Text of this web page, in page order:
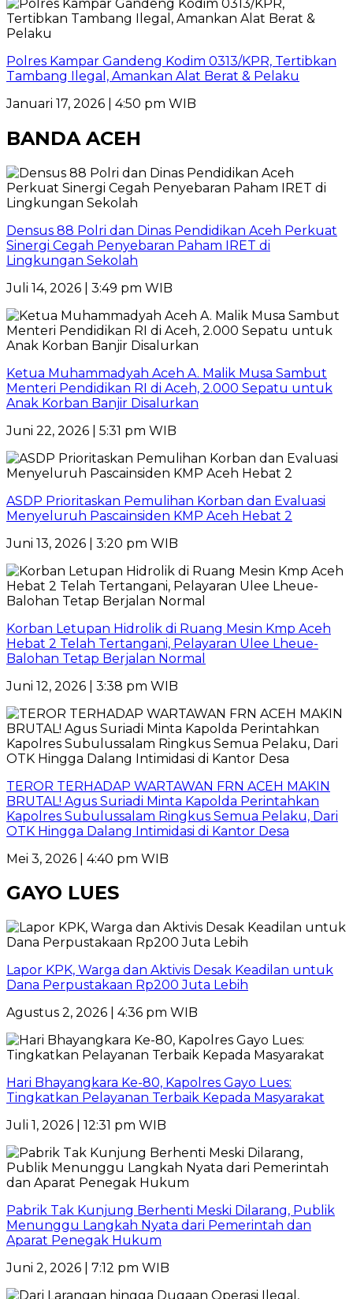
Polres Kampar Gandeng Kodim 0313/KPR, Tertibkan
Tambang Ilegal, Amankan Alat Berat & Pelaku
Januari 17, 2026 | 4:50 pm WIB
BANDA ACEH
Densus 88 Polri dan Dinas Pendidikan Aceh Perkuat
Sinergi Cegah Penyebaran Paham IRET di
Lingkungan Sekolah
Juli 14, 2026 | 3:49 pm WIB
Ketua Muhammadyah Aceh A. Malik Musa Sambut
Menteri Pendidikan RI di Aceh, 2.000 Sepatu untuk
Anak Korban Banjir Disalurkan
Juni 22, 2026 | 5:31 pm WIB
ASDP Prioritaskan Pemulihan Korban dan Evaluasi
Menyeluruh Pascainsiden KMP Aceh Hebat 2
Juni 13, 2026 | 3:20 pm WIB
Korban Letupan Hidrolik di Ruang Mesin Kmp Aceh
Hebat 2 Telah Tertangani, Pelayaran Ulee Lheue-
Balohan Tetap Berjalan Normal
Juni 12, 2026 | 3:38 pm WIB
TEROR TERHADAP WARTAWAN FRN ACEH MAKIN
BRUTAL! Agus Suriadi Minta Kapolda Perintahkan
Kapolres Subulussalam Ringkus Semua Pelaku, Dari
OTK Hingga Dalang Intimidasi di Kantor Desa
Mei 3, 2026 | 4:40 pm WIB
GAYO LUES
Lapor KPK, Warga dan Aktivis Desak Keadilan untuk
Dana Perpustakaan Rp200 Juta Lebih
Agustus 2, 2026 | 4:36 pm WIB
Hari Bhayangkara Ke-80, Kapolres Gayo Lues:
Tingkatkan Pelayanan Terbaik Kepada Masyarakat
Juli 1, 2026 | 12:31 pm WIB
Pabrik Tak Kunjung Berhenti Meski Dilarang, Publik
Menunggu Langkah Nyata dari Pemerintah dan
Aparat Penegak Hukum
Juni 2, 2026 | 7:12 pm WIB